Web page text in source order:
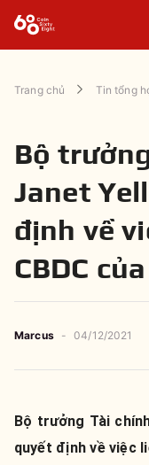
Trang chủ Tin tổng
Bộ
Janet
định về
CBDC
Marcus - 04/12/2021
Bộ trưởng Tài
quyết định về việc